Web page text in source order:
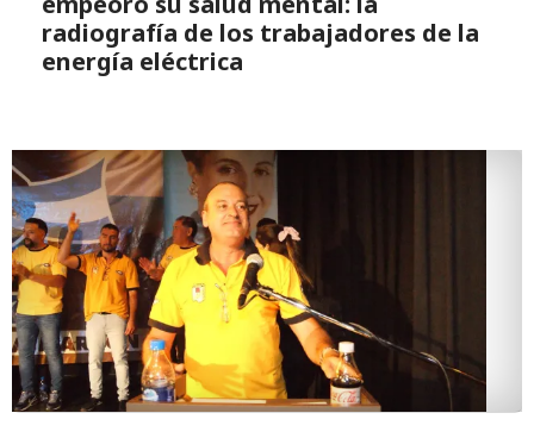
radiografía de los trabajadores de la
energía eléctrica